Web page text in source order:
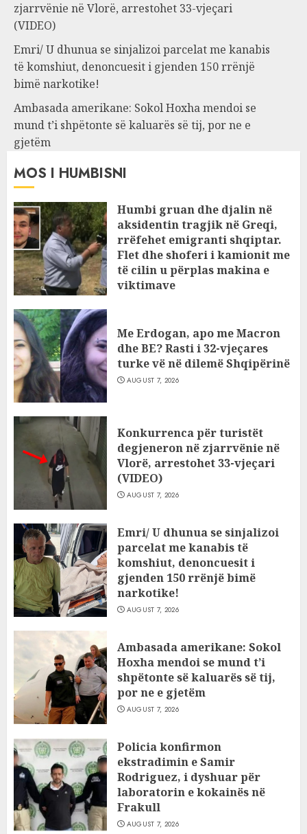
zjarrvënie në Vlorë, arrestohet 33-vjeçari
(VIDEO)
Emri/ U dhunua se sinjalizoi parcelat me kanabis
të komshiut, denoncuesit i gjenden 150 rrënjë
bimë narkotike!
Ambasada amerikane: Sokol Hoxha mendoi se
mund t’i shpëtonte së kaluarës së tij, por ne e
gjetëm
MOS I HUMBISNI
Humbi gruan dhe djalin në
aksidentin tragjik në Greqi,
rrëfehet emigranti shqiptar.
Flet dhe shoferi i kamionit me
të cilin u përplas makina e
viktimave
Me Erdogan, apo me Macron
dhe BE? Rasti i 32-vjeçares
turke vë në dilemë Shqipërinë
AUGUST 7, 2026
Konkurrenca për turistët
degjeneron në zjarrvënie në
Vlorë, arrestohet 33-vjeçari
(VIDEO)
AUGUST 7, 2026
Emri/ U dhunua se sinjalizoi
parcelat me kanabis të
komshiut, denoncuesit i
gjenden 150 rrënjë bimë
narkotike!
AUGUST 7, 2026
Ambasada amerikane: Sokol
Hoxha mendoi se mund t’i
shpëtonte së kaluarës së tij,
por ne e gjetëm
AUGUST 7, 2026
Policia konfirmon
ekstradimin e Samir
Rodriguez, i dyshuar për
laboratorin e kokainës në
Frakull
AUGUST 7, 2026